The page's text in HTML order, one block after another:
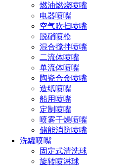
燃油燃烧喷嘴
电器喷嘴
空气吹扫喷嘴
脱硝喷枪
混合搅拌喷嘴
二流体喷嘴
单流体喷嘴
陶瓷合金喷嘴
造纸喷嘴
船用喷嘴
定制喷嘴
喷雾干燥喷嘴
储能消防喷嘴
洗罐喷嘴
固定式清洗球
旋转喷淋球